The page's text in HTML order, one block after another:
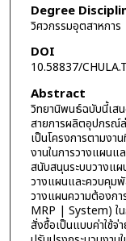
Degree
วิศวกรรมอุตสาหการ
DOI
10.58837/
Abstract
วิทยานิพนธ์ฉบับนี้เส
สายการผลิตอุปกรณ์
เป็นโครงการตามงา
งานในการวางแผนแ
สนับสนุนระบบวางแ
วางแผนและควบคุม
วางแผนความต้องก
MRP | System) ใน
สั่งซื้อเป็นแบบค่าใช้